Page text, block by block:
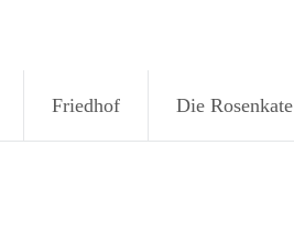
Friedhof Die Rosenkate